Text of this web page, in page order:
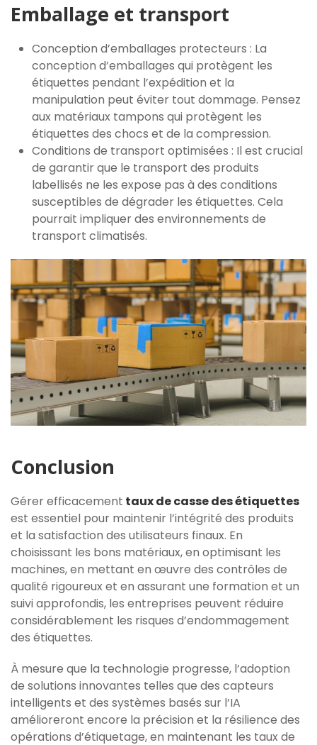
Emballage et transport
Conception d’emballages protecteurs : La
conception d’emballages qui protègent les
étiquettes pendant l’expédition et la
manipulation peut éviter tout dommage. Pensez
aux matériaux tampons qui protègent les
étiquettes des chocs et de la compression.
Conditions de transport optimisées : Il est crucial
de garantir que le transport des produits
labellisés ne les expose pas à des conditions
susceptibles de dégrader les étiquettes. Cela
pourrait impliquer des environnements de
transport climatisés.
Conclusion
Gérer efficacement taux de casse des étiquettes
est essentiel pour maintenir l’intégrité des produits
et la satisfaction des utilisateurs finaux. En
choisissant les bons matériaux, en optimisant les
machines, en mettant en œuvre des contrôles de
qualité rigoureux et en assurant une formation et un
suivi approfondis, les entreprises peuvent réduire
considérablement les risques d’endommagement
des étiquettes.
À mesure que la technologie progresse, l’adoption
de solutions innovantes telles que des capteurs
intelligents et des systèmes basés sur l’IA
amélioreront encore la précision et la résilience des
opérations d’étiquetage, en maintenant les taux de